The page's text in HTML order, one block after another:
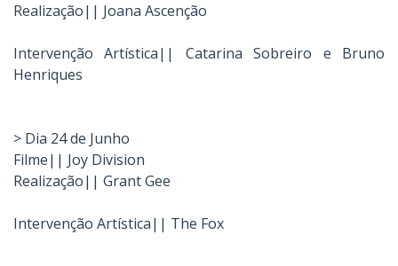
Realização|| Joana Ascenção
Intervenção Artística|| Catarina Sobreiro e Bruno
Henriques
> Dia 24 de Junho
Filme|| Joy Division
Realização|| Grant Gee
Intervenção Artística|| The Fox